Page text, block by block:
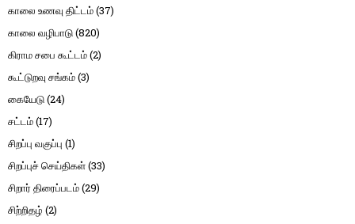
காலை உணவு திட்டம்(37)
காலை வழிபாடு(820)
கிராம சபை கூட்டம்(2)
கூட்டுறவு சங்கம்(3)
கையேடு(24)
சட்டம்(17)
சிறப்பு வகுப்பு (1)
சிறப்புச் செய்திகள்(33)
சிறார் திரைப்படம்(29)
சிற்றிதழ் (2)